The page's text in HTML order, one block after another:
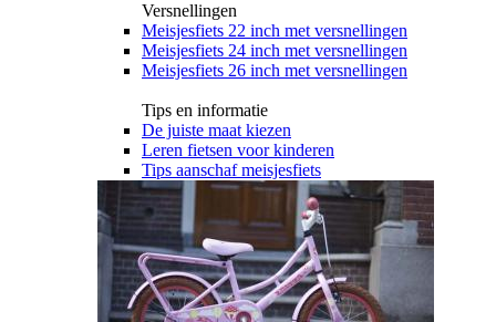
Versnellingen
Meisjesfiets 22 inch met versnellingen
Meisjesfiets 24 inch met versnellingen
Meisjesfiets 26 inch met versnellingen
Tips en informatie
De juiste maat kiezen
Leren fietsen voor kinderen
Tips aanschaf meisjesfiets